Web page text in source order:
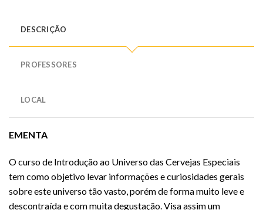
DESCRIÇÃO
PROFESSORES
LOCAL
EMENTA
O curso de Introdução ao Universo das Cervejas Especiais
tem como objetivo levar informações e curiosidades gerais
sobre este universo tão vasto, porém de forma muito leve e
descontraída e com muita degustação. Visa assim um